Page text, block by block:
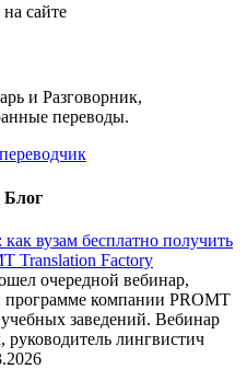
сайте
и Разговорник,
переводы.
вузам бесплатно получить
Translation Factory
очередной вебинар,
компании PROMT
заведений. Вебинар
руководитель лингвистич